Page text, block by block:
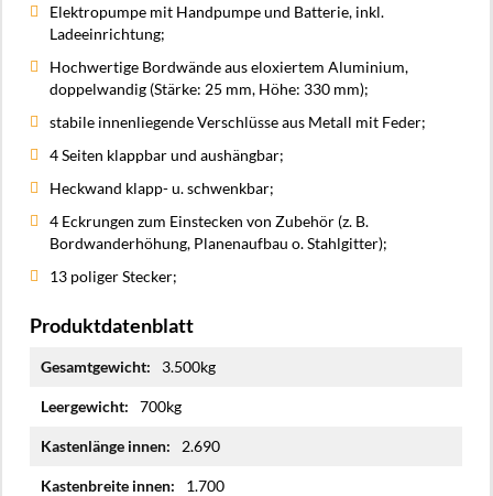
Elektropumpe mit Handpumpe und Batterie, inkl.
Ladeeinrichtung;
Hochwertige Bordwände aus eloxiertem Aluminium,
doppelwandig (Stärke: 25 mm, Höhe: 330 mm);
stabile innenliegende Verschlüsse aus Metall mit Feder;
4 Seiten klappbar und aushängbar;
Heckwand klapp- u. schwenkbar;
4 Eckrungen zum Einstecken von Zubehör (z. B.
Bordwanderhöhung, Planenaufbau o. Stahlgitter);
13 poliger Stecker;
Produktdatenblatt
Informationen
3.500kg
700kg
2.690
1.700